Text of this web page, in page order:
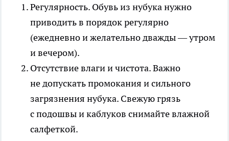
Регулярность. Обувь из нубука нужно
приводить в порядок регулярно
(ежедневно и желательно дважды — утром
и вечером).
Отсутствие влаги и чистота.Важно
не допускать промокания и сильного
загрязнения нубука. Свежую грязь
с подошвы и каблуков снимайте влажной
салфеткой.